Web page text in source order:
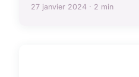
27 janvier 2024 · 2 min